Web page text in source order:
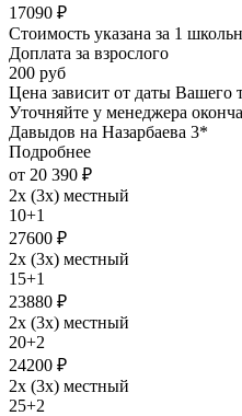
17090 ₽
Стоимость указана за 1
Доплата за взрослого
200 руб
Цена зависит от даты Вашего
Уточняйте у менеджера
Давыдов на Назарбаева 3*
Подробнее
от 20 390 ₽
2х (3х) местный
10+1
27600 ₽
2х (3х) местный
15+1
23880 ₽
2х (3х) местный
20+2
24200 ₽
2х (3х) местный
25+2